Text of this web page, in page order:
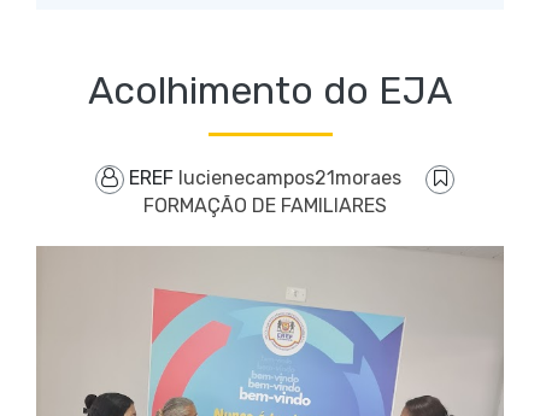
Acolhimento do EJA
EREF lucienecampos21moraes
FORMAÇÃO DE FAMILIARES